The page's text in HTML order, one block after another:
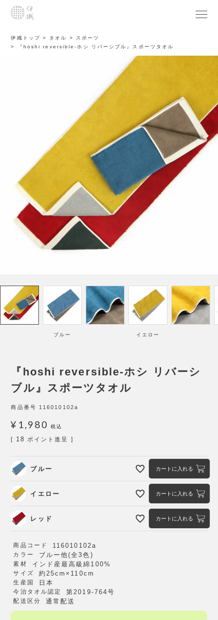
伊織トップ タオル
スポーツ
『hoshi reversible-ホシ リバーシブル』スポーツタオル
ブルー イエロー
『hoshi reversible-ホシ リバーシ
ブル』スポーツタオル
商品番号 116010102a
¥ 1,980 税込
[ 18 ポイント進呈 ]
ブルー カートに入れる
イエロー カートに入れる
レッド カートに入れる
商品コード 116010102a
カラー ブルー他(全3色)
素材 インド産最高級綿100%
サイズ 約25cm×110cm
生産国 日本
今治タオル認定 第2019-764号
配送区分 通常配送